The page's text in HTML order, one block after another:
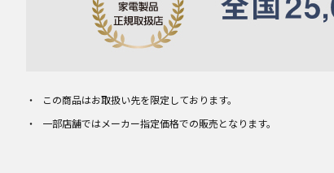
この商品はお取扱い先を限定しております。
一部店舗ではメーカー指定価格での販売となります。